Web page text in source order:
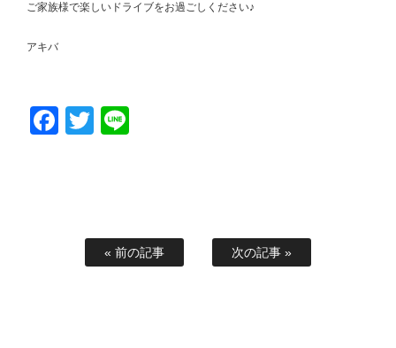
ご家族様で楽しいドライブをお過ごしください♪
アキバ
Facebook
Twitter
« 前の記事 次の記事 »